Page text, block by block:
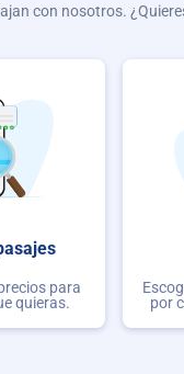
con nosotros.
para
quieras.
por